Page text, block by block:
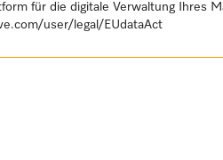
für die digitale Verwaltung Ihres
user/legal/EUdataAct